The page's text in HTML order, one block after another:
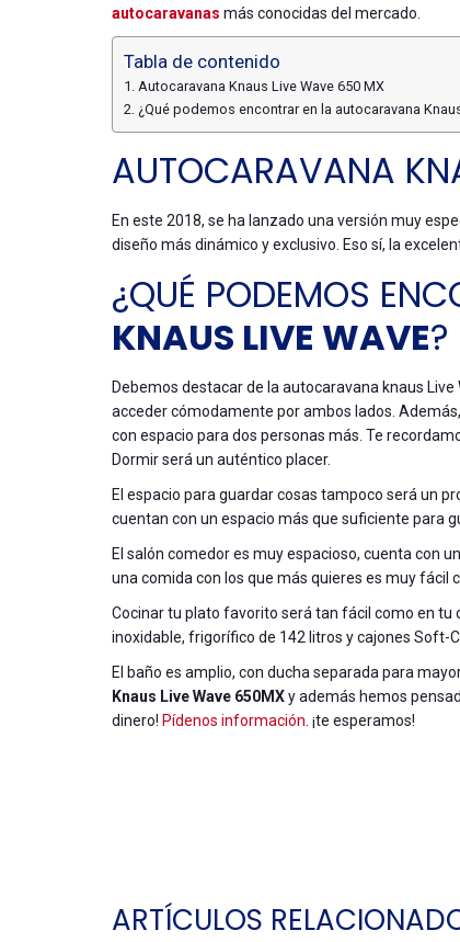
autocaravanas más conocidas del mercado.
Tabla de contenido
Autocaravana Knaus Live Wave 650 MX
¿Qué podemos encontrar en la autocaravana
AUTOCARAVANA
En este 2018, se ha lanzado una versión muy
diseño más dinámico y exclusivo. Eso sí, la
¿QUÉ PODEMOS
KNAUS LIVE WAVE?
Debemos destacar de la autocaravana knaus
acceder cómodamente por ambos lados.
con espacio para dos personas más. Te
Dormir será un auténtico placer.
El espacio para guardar cosas tampoco será un
cuentan con un espacio más que suficiente para
El salón comedor es muy espacioso, cuenta con
una comida con los que más quieres es muy fácil
Cocinar tu plato favorito será tan fácil como en tu
inoxidable, frigorífico de 142 litros y cajones Soft-
El baño es amplio, con ducha separada para
Knaus Live Wave 650MXy además hemos
dinero! Pídenos información. ¡te esperamos!
ARTÍCULOS